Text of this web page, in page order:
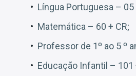
Língua Portuguesa – 05
Matemática – 60 + CR;
Professor de 1º ao 5 º
Educação Infantil – 101